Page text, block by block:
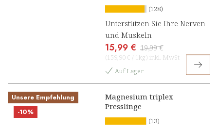
(128)
Unterstützen Sie Ihre Nerven
und Muskeln
15,99 € 19,99 €
(159,90 € / 1kg) inkl. MwSt
Auf Lager
Unsere Empfehlung
-10%
Magnesium triplex
Presslinge
(13)